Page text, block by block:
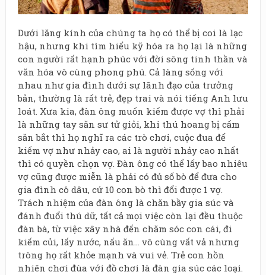
Dưới lăng kính của chúng ta họ có thể bị coi là lạc
hậu, nhưng khi tìm hiểu kỹ hóa ra họ lại là những
con người rất hạnh phúc với đời sông tinh thần và
văn hóa vô cùng phong phú. Cả làng sống với
nhau như gia đình dưới sự lãnh đạo của trưởng
bản, thường là rất trẻ, đẹp trai và nói tiếng Anh lưu
loát. Xưa kia, đàn ông muốn kiếm được vợ thì phải
là những tay săn sư tử giỏi, khi thú hoang bị cấm
săn bắt thì họ nghĩ ra các trò chơi, cuộc đua để
kiếm vợ như nhảy cao, ai là người nhảy cao nhất
thì có quyền chọn vợ. Đàn ông có thể lấy bao nhiêu
vợ cũng được miễn là phải có đủ số bò để đưa cho
gia đình cô dâu, cứ 10 con bò thì đổi được 1 vợ.
Trách nhiệm của đàn ông là chăn bầy gia súc và
đánh đuổi thú dữ, tất cả mọi việc còn lại đều thuộc
đàn bà, từ việc xây nhà đến chăm sóc con cái, đi
kiếm củi, lấy nước, nấu ăn… vô cùng vất vả nhưng
trông họ rất khỏe mạnh và vui vẻ. Trẻ con hồn
nhiên chơi đùa với đồ chơi là đàn gia súc các loại.